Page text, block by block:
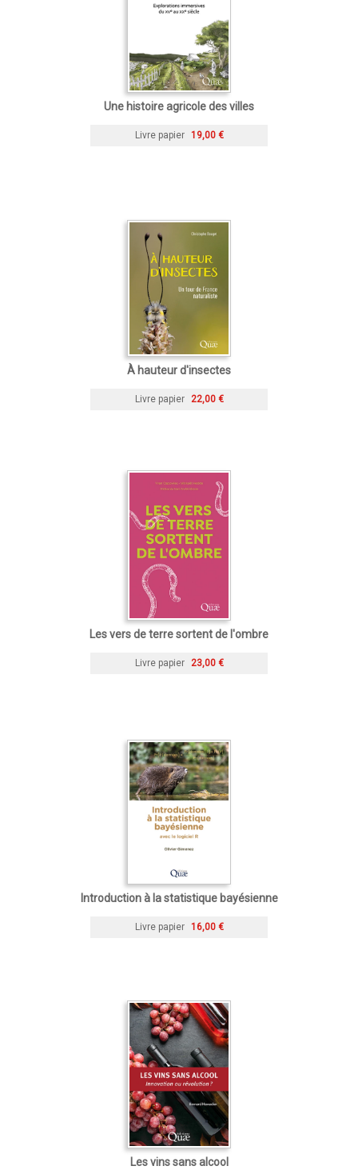
Une histoire agricole des villes
Livre papier 19,00 €
À hauteur d'insectes
Livre papier 22,00 €
Les vers de terre sortent de l'ombre
Livre papier 23,00 €
Introduction à la statistique bayésienne
Livre papier 16,00 €
Les vins sans alcool